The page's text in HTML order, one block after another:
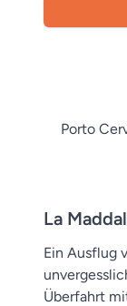
Porto
La
Ein Ausflug
Überfahrt